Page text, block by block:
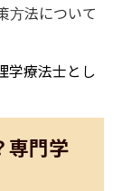
方法について
学療法士とし
専門学